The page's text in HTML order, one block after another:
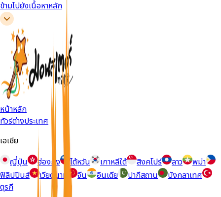
ข้ามไปยังเนื้อหาหลัก
หน้าหลัก
ทัวร์ต่างประเทศ
เอเชีย
ญี่ปุ่น
ฮ่องกง ไต้หวัน เกาหลีใต้ สิงคโปร์ ลาว
พม่า
ฟิลิปปินส์
เวียดนาม จีน อินเดีย ปากีสถาน
บังกลาเทศ
ตุรกี